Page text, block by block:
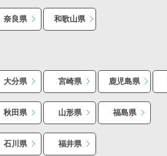
奈良県 和歌山県
大分県 宮崎県 鹿児島県
秋田県 山形県 福島県
石川県 福井県